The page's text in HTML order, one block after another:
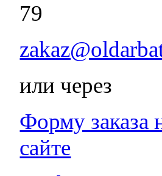
79
или через
Форму заказа
сайте